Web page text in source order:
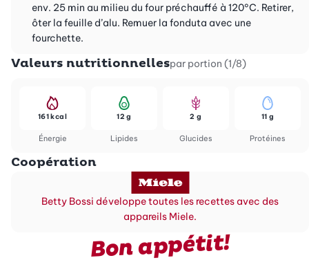
env. 25 min au milieu du four préchauffé à 120°C. Retirer,
ôter la feuille d’alu. Remuer la fonduta avec une
fourchette.
Valeurs nutritionnellespar portion (1/8)
Énergie
161 kcal
Lipides
12 g
Glucides
2 g
Protéines
11 g
Coopération
Betty Bossi développe toutes les recettes avec des
appareils Miele.
Bon appétit!